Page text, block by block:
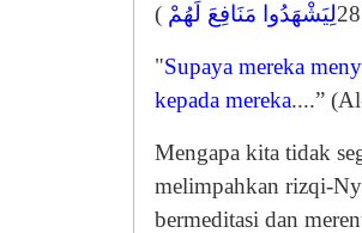
( لِيَشْهَدُوا مَنَافِعَ لَهُمْ
"Supaya mereka
kepada mereka....”
Mengapa kita tidak
melimpahkan rizqi-
bermeditasi dan